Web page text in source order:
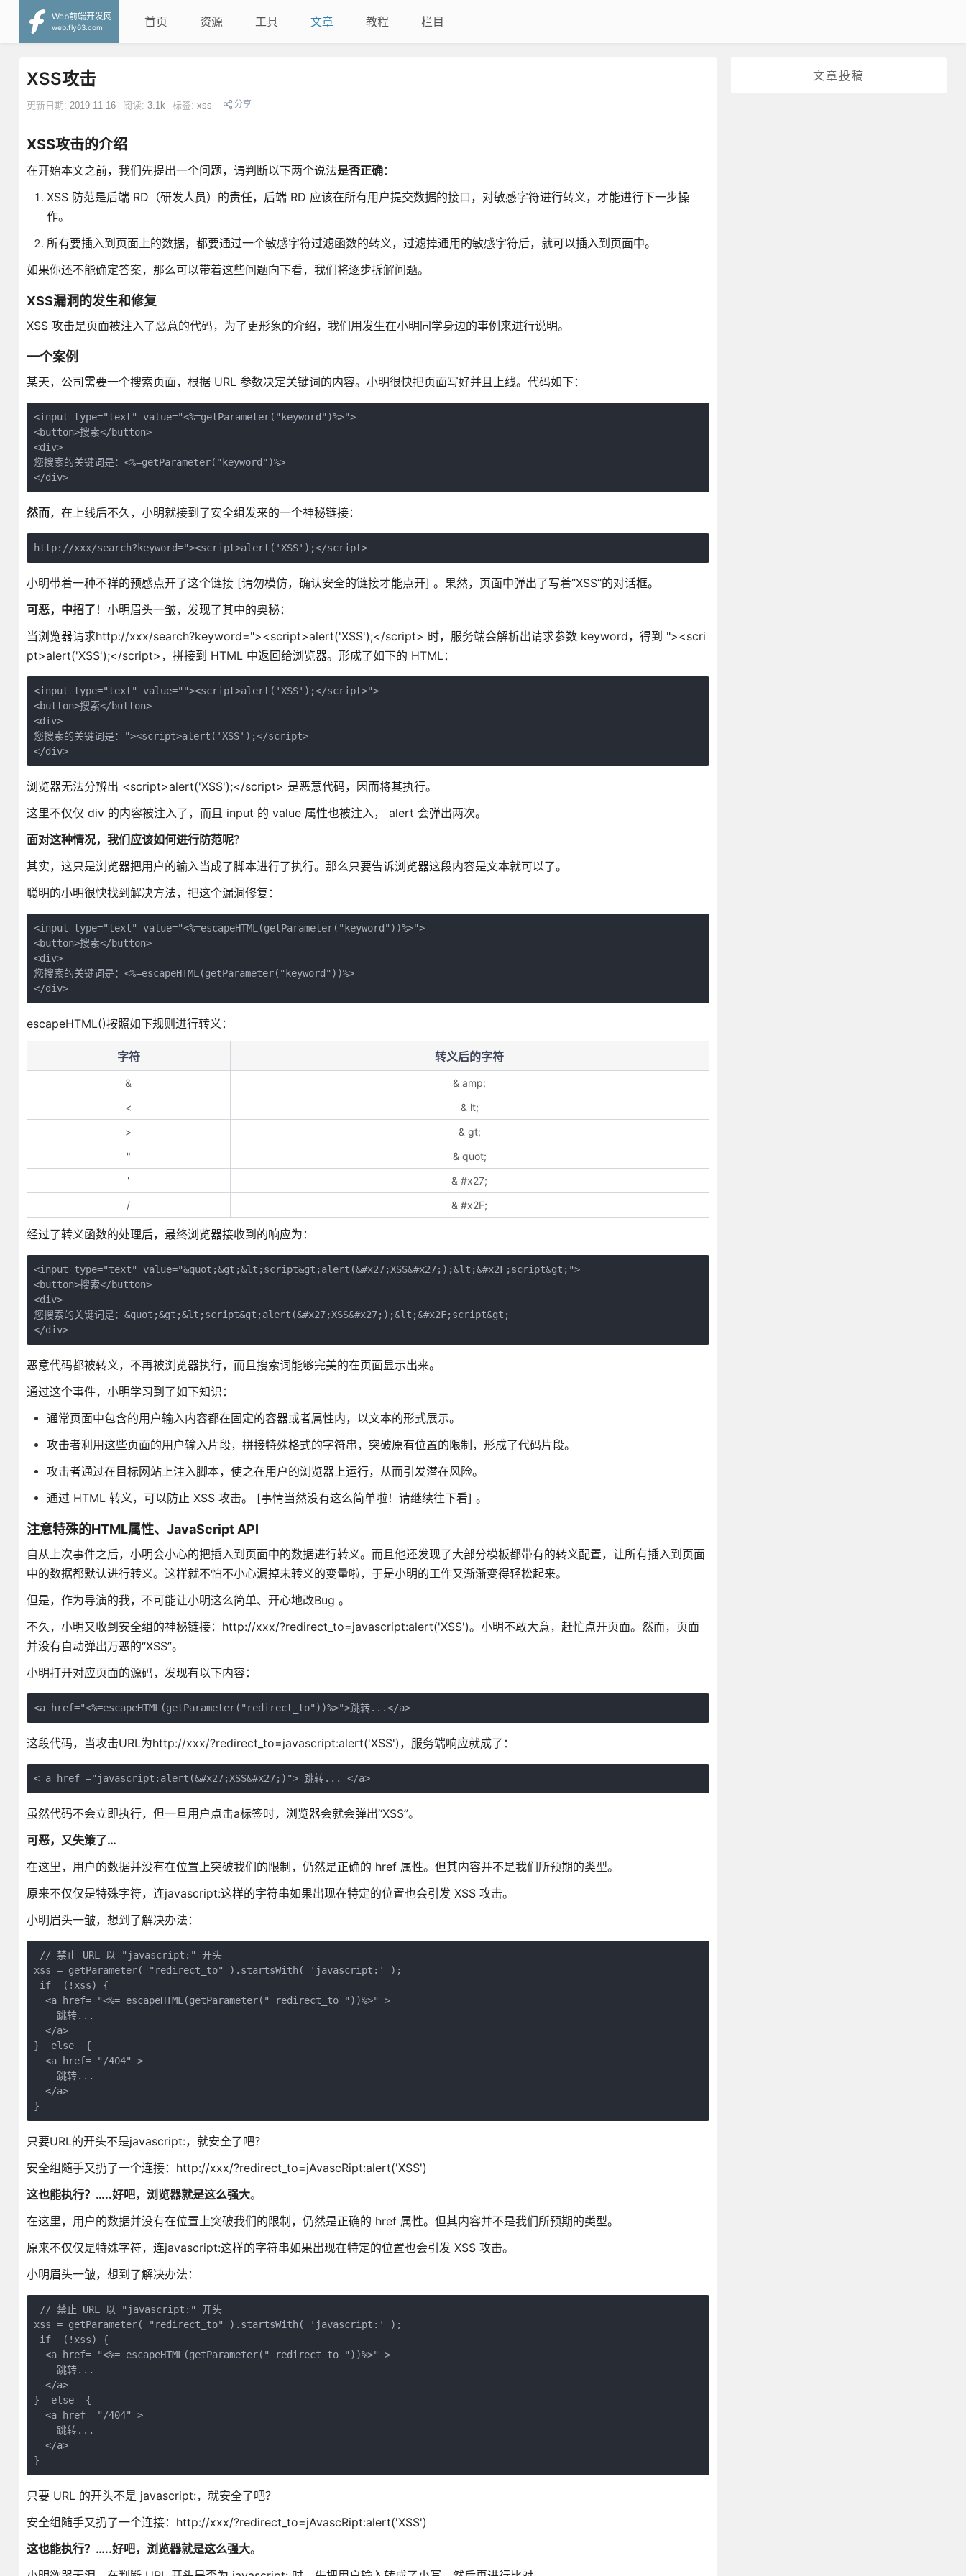
Web前端开发网
web.fly63.com
首页 资源 工具 文章 教程 栏目
文章投稿
XSS攻击
更新日期: 2019-11-16 阅读: 3.1k 标签: xss 分享
XSS攻击的介绍
在开始本文之前，我们先提出一个问题，请判断以下两个说法是否正确：
XSS 防范是后端 RD（研发人员）的责任，后端 RD 应该在所有用户提交数据的接口，对敏感字符进行转义，才能进行下一步操
作。
所有要插入到页面上的数据，都要通过一个敏感字符过滤函数的转义，过滤掉通用的敏感字符后，就可以插入到页面中。
如果你还不能确定答案，那么可以带着这些问题向下看，我们将逐步拆解问题。
XSS漏洞的发生和修复
XSS 攻击是页面被注入了恶意的代码，为了更形象的介绍，我们用发生在小明同学身边的事例来进行说明。
一个案例
某天，公司需要一个搜索页面，根据 URL 参数决定关键词的内容。小明很快把页面写好并且上线。代码如下：
<input type="text" value="<%=getParameter("keyword")%>">
<button>搜索</button>
<div>
您搜索的关键词是：<%=getParameter("keyword")%>
</div>
然而，在上线后不久，小明就接到了安全组发来的一个神秘链接：
http://xxx/search?keyword="><script>alert('XSS');</script>
小明带着一种不祥的预感点开了这个链接 [请勿模仿，确认安全的链接才能点开] 。果然，页面中弹出了写着”XSS”的对话框。
可恶，中招了 ！小明眉头一皱，发现了其中的奥秘：
当浏览器请求http://xxx/search?keyword="><script>alert('XSS');</script> 时，服务端会解析出请求参数 keyword，得到 "><scri
pt>alert('XSS');</script>，拼接到 HTML 中返回给浏览器。形成了如下的 HTML：
<input type="text" value=""><script>alert('XSS');</script>">
<button>搜索</button>
<div>
您搜索的关键词是："><script>alert('XSS');</script>
</div>
浏览器无法分辨出 <script>alert('XSS');</script> 是恶意代码，因而将其执行。
这里不仅仅 div 的内容被注入了，而且 input 的 value 属性也被注入， alert 会弹出两次。
面对这种情况，我们应该如何进行防范呢？
其实，这只是浏览器把用户的输入当成了脚本进行了执行。那么只要告诉浏览器这段内容是文本就可以了。
聪明的小明很快找到解决方法，把这个漏洞修复：
<input type="text" value="<%=escapeHTML(getParameter("keyword"))%>">
<button>搜索</button>
<div>
您搜索的关键词是：<%=escapeHTML(getParameter("keyword"))%>
</div>
escapeHTML()按照如下规则进行转义：
字符 转义后的字符
&
& amp;
<
& lt;
>
& gt;
"
& quot;
'
& #x27;
/
& #x2F;
经过了转义函数的处理后，最终浏览器接收到的响应为：
<input type="text" value="&quot;&gt;&lt;script&gt;alert(&#x27;XSS&#x27;);&lt;&#x2F;script&gt;">
<button>搜索</button>
<div>
您搜索的关键词是：&quot;&gt;&lt;script&gt;alert(&#x27;XSS&#x27;);&lt;&#x2F;script&gt;
</div>
恶意代码都被转义，不再被浏览器执行，而且搜索词能够完美的在页面显示出来。
通过这个事件，小明学习到了如下知识：
通常页面中包含的用户输入内容都在固定的容器或者属性内，以文本的形式展示。
攻击者利用这些页面的用户输入片段，拼接特殊格式的字符串，突破原有位置的限制，形成了代码片段。
攻击者通过在目标网站上注入脚本，使之在用户的浏览器上运行，从而引发潜在风险。
通过 HTML 转义，可以防止 XSS 攻击。 [事情当然没有这么简单啦！请继续往下看] 。
注意特殊的HTML属性、JavaScript API
自从上次事件之后，小明会小心的把插入到页面中的数据进行转义。而且他还发现了大部分模板都带有的转义配置，让所有插入到页面
中的数据都默认进行转义。这样就不怕不小心漏掉未转义的变量啦，于是小明的工作又渐渐变得轻松起来。
但是，作为导演的我，不可能让小明这么简单、开心地改Bug 。
不久，小明又收到安全组的神秘链接：http://xxx/?redirect_to=javascript:alert('XSS')。小明不敢大意，赶忙点开页面。然而，页面
并没有自动弹出万恶的“XSS”。
小明打开对应页面的源码，发现有以下内容：
<a href="<%=escapeHTML(getParameter("redirect_to"))%>">跳转...</a>
这段代码，当攻击URL为http://xxx/?redirect_to=javascript:alert('XSS')，服务端响应就成了：
虽然代码不会立即执行，但一旦用户点击a标签时，浏览器会就会弹出“XSS”。
可恶，又失策了…
在这里，用户的数据并没有在位置上突破我们的限制，仍然是正确的 href 属性。但其内容并不是我们所预期的类型。
原来不仅仅是特殊字符，连javascript:这样的字符串如果出现在特定的位置也会引发 XSS 攻击。
小明眉头一皱，想到了解决办法：
// 禁止 URL 以 "javascript:" 开头
xss = getParameter( "redirect_to" ).startsWith( 'javascript:' );
if  (!xss) {
  <a href= "<%= escapeHTML(getParameter(" redirect_to "))%>" >
    跳转...
  </a>
}  else  {
  <a href= "/404" >
    跳转...
  </a>
只要URL的开头不是javascript:，就安全了吧？
安全组随手又扔了一个连接：http://xxx/?redirect_to=jAvascRipt:alert('XSS')
这也能执行？…..好吧，浏览器就是这么强大。
在这里，用户的数据并没有在位置上突破我们的限制，仍然是正确的 href 属性。但其内容并不是我们所预期的类型。
原来不仅仅是特殊字符，连javascript:这样的字符串如果出现在特定的位置也会引发 XSS 攻击。
小明眉头一皱，想到了解决办法：
// 禁止 URL 以 "javascript:" 开头
xss = getParameter( "redirect_to" ).startsWith( 'javascript:' );
if  (!xss) {
  <a href= "<%= escapeHTML(getParameter(" redirect_to "))%>" >
    跳转...
  </a>
}  else  {
  <a href= "/404" >
    跳转...
  </a>
只要 URL 的开头不是 javascript:，就安全了吧？
安全组随手又扔了一个连接：http://xxx/?redirect_to=jAvascRipt:alert('XSS')
这也能执行？…..好吧，浏览器就是这么强大。